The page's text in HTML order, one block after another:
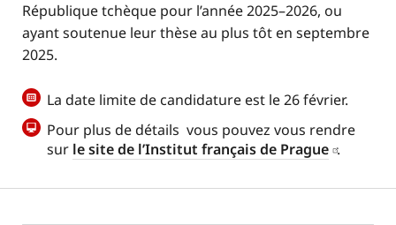
République tchèque pour l’année 2025–2026, ou
ayant soutenue leur thèse au plus tôt en septembre
2025.
La date limite de candidature est le 26 février.
Pour plus de détails vous pouvez vous rendre
sur le site de l’Institut français de Prague .